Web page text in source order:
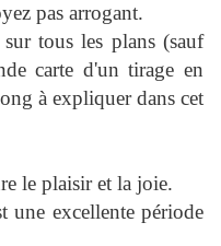
pas arrogant.
tous les plans (sauf
carte d'un tirage en
à expliquer dans cet
le plaisir et la joie.
une excellente période